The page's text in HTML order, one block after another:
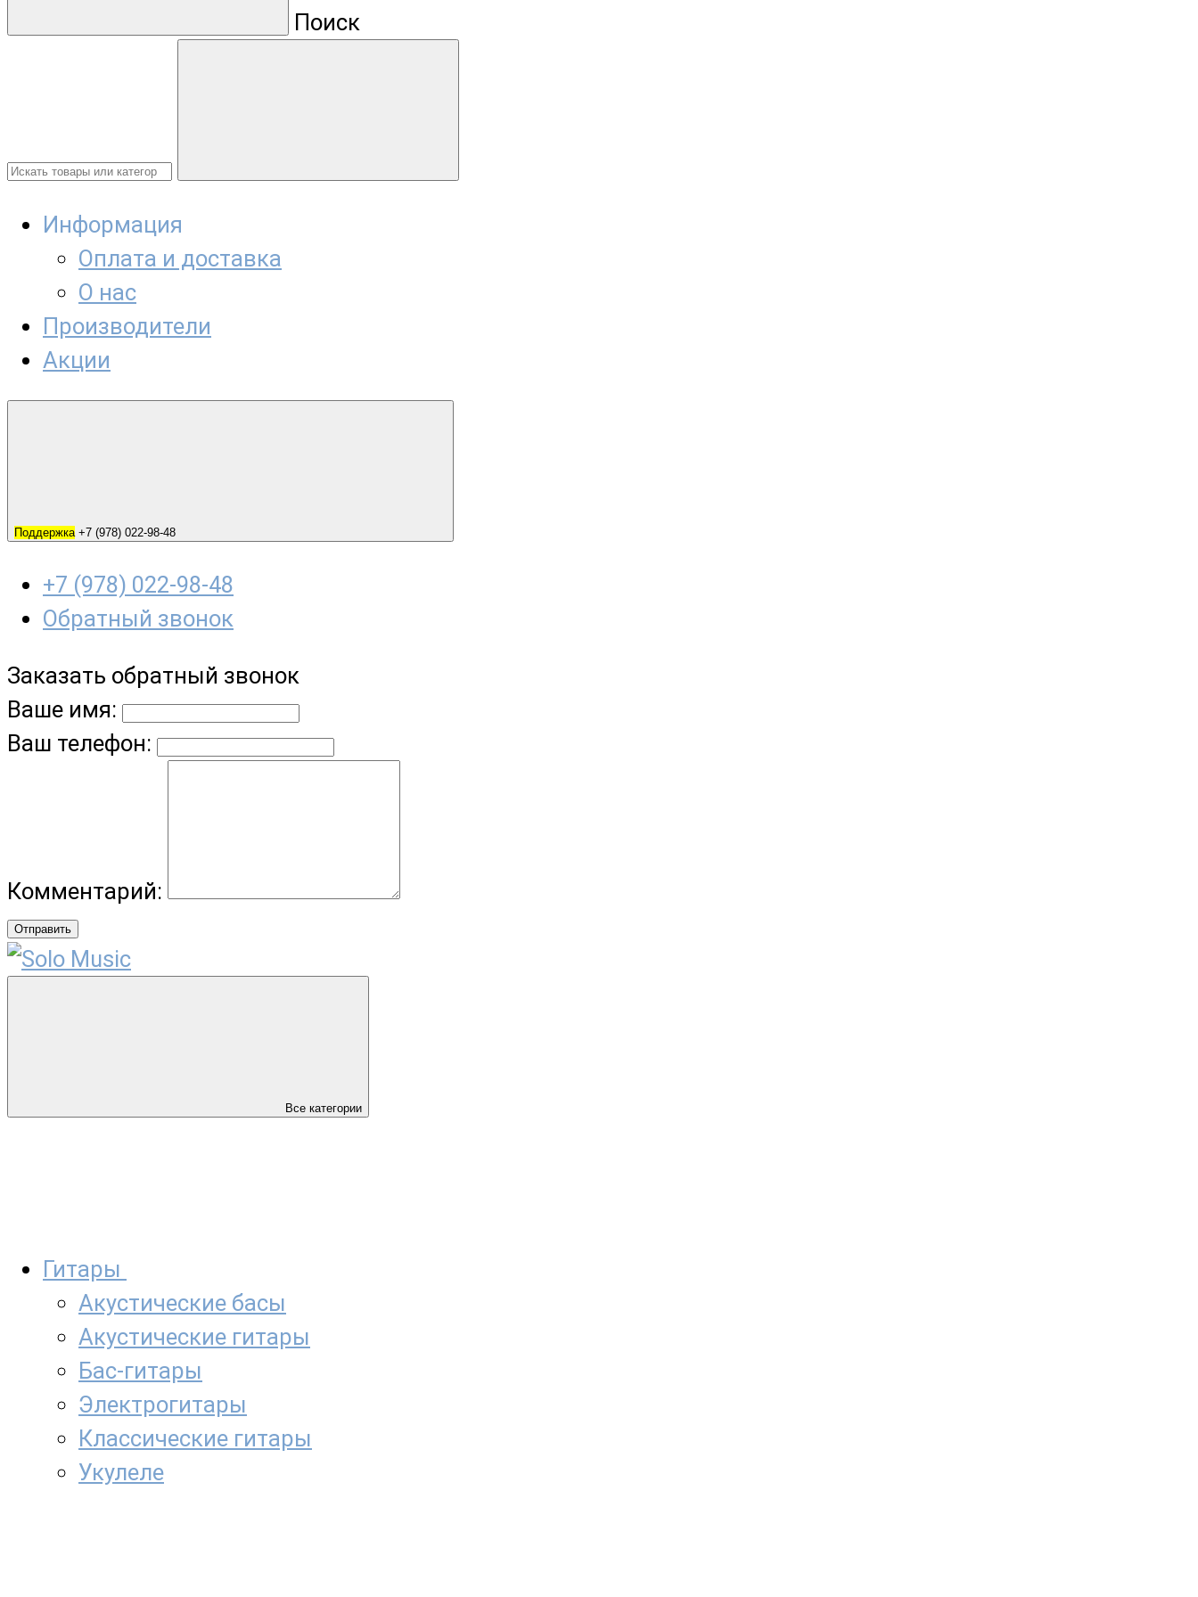
Поиск
Информация
Оплата и доставка
О нас
Производители
Акции
Поддержка +7 (978) 022-98-48
+7 (978) 022-98-48
Обратный звонок
Заказать обратный звонок
Ваше имя:
Ваш телефон:
Комментарий:
Отправить
Все категории
Гитары
Акустические басы
Акустические гитары
Бас-гитары
Электрогитары
Классические гитары
Укулеле